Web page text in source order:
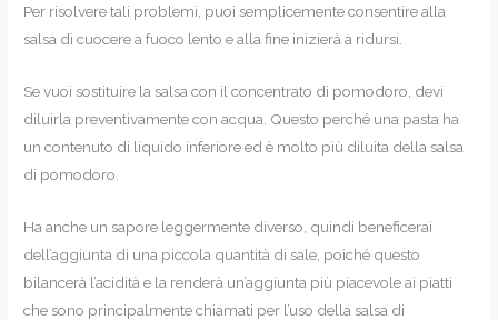
Per risolvere tali problemi, puoi semplicemente consentire alla
salsa di cuocere a fuoco lento e alla fine inizierà a ridursi.
Se vuoi sostituire la salsa con il concentrato di pomodoro, devi
diluirla preventivamente con acqua. Questo perché una pasta ha
un contenuto di liquido inferiore ed è molto più diluita della salsa
di pomodoro.
Ha anche un sapore leggermente diverso, quindi beneficerai
dell’aggiunta di una piccola quantità di sale, poiché questo
bilancerà l’acidità e la renderà un’aggiunta più piacevole ai piatti
che sono principalmente chiamati per l’uso della salsa di